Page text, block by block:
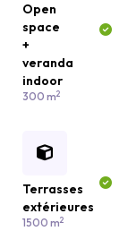
Open
space
+
veranda
indoor
300 m2
Terrasses
extérieures
1500 m2